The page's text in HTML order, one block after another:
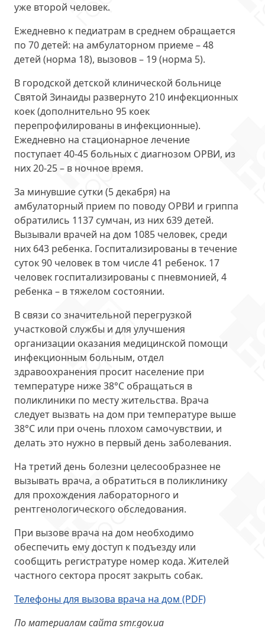
уже второй человек.
Ежедневно к педиатрам в среднем обращается
по 70 детей: на амбулаторном приеме – 48
детей (норма 18), вызовов – 19 (норма 5).
В городской детской клинической больнице
Святой Зинаиды развернуто 210 инфекционных
коек (дополнительно 95 коек
перепрофилированы в инфекционные).
Ежедневно на стационарное лечение
поступает 40-45 больных с диагнозом ОРВИ, из
них 20-25 – в ночное время.
За минувшие сутки (5 декабря) на
амбулаторный прием по поводу ОРВИ и гриппа
обратились 1137 сумчан, из них 639 детей.
Вызывали врачей на дом 1085 человек, среди
них 643 ребенка. Госпитализированы в течение
суток 90 человек в том числе 41 ребенок. 17
человек госпитализированы с пневмонией, 4
ребенка – в тяжелом состоянии.
В связи со значительной перегрузкой
участковой службы и для улучшения
организации оказания медицинской помощи
инфекционным больным, отдел
здравоохранения просит население при
температуре ниже 38°С обращаться в
поликлиники по месту жительства. Врача
следует вызвать на дом при температуре выше
38°С или при очень плохом самочувствии, и
делать это нужно в первый день заболевания.
На третий день болезни целесообразнее не
вызывать врача, а обратиться в поликлинику
для прохождения лабораторного и
рентгенологического обследования.
При вызове врача на дом необходимо
обеспечить ему доступ к подъезду или
сообщить регистратуре номер кода. Жителей
частного сектора просят закрыть собак.
Телефоны для вызова врача на дом (PDF)
По материалам сайта smr.gov.ua